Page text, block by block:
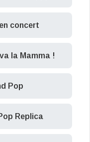
concert
la Mamma !
Pop
Replica